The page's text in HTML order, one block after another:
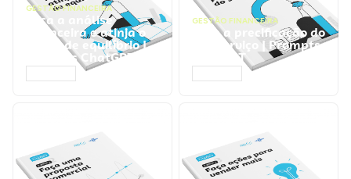
GESTÃO FINANCEIRA
Faça a análise
financeira e atinja o
ponto de equilíbrio |
Prompts ChatGPT
GESTÃO FINANCEIRA
Faça a precificação do
seu serviço | Prompts
ChatGPT